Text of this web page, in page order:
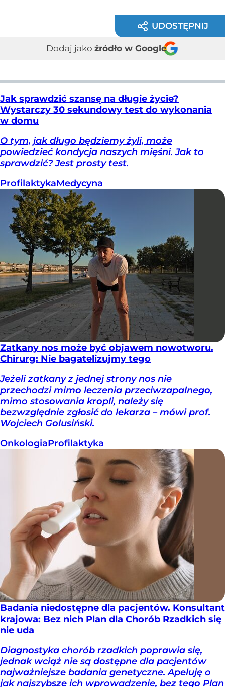
UDOSTĘPNIJ
Dodaj jako źródło w Google
Jak sprawdzić szansę na długie życie?
Wystarczy 30 sekundowy test do wykonania
w domu
O tym, jak długo będziemy żyli, może
powiedzieć kondycja naszych mięśni. Jak to
sprawdzić? Jest prosty test.
ProfilaktykaMedycyna
Zatkany nos może być objawem nowotworu.
Chirurg: Nie bagatelizujmy tego
Jeżeli zatkany z jednej strony nos nie
przechodzi mimo leczenia przeciwzapalnego,
mimo stosowania kropli, należy się
bezwzględnie zgłosić do lekarza – mówi prof.
Wojciech Golusiński.
OnkologiaProfilaktyka
Badania niedostępne dla pacjentów. Konsultant
krajowa: Bez nich Plan dla Chorób Rzadkich się
nie uda
Diagnostyka chorób rzadkich poprawia się,
jednak wciąż nie są dostępne dla pacjentów
najważniejsze badania genetyczne. Apeluję o
jak najszybsze ich wprowadzenie, bez tego Plan